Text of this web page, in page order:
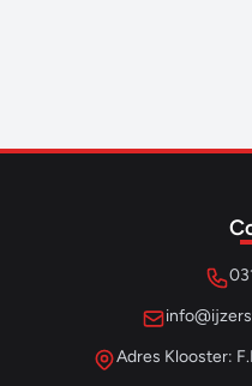
Adres Klooster: